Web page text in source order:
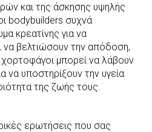
και της άσκησης υψηλής
bodybuilders συχνά
κρεατίνης για να
να βελτιώσουν την απόδοση,
χορτοφάγοι μπορεί να λάβουν
να υποστηρίξουν την υγεία
της ζωής τους.
ερωτήσεις που σας